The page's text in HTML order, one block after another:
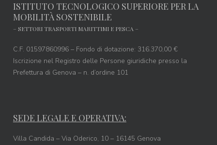
ISTITUTO TECNOLOGICO SUPERIORE PER LA
MOBILITÀ SOSTENIBILE
– SETTORI TRASPORTI MARITTIMI E PESCA –
C.F. 01597860996 – Fondo di dotazione: 316.370,00 €
Iscrizione nel Registro delle Persone giuridiche presso la
Prefettura di Genova – n. d’ordine 101
SEDE LEGALE E OPERATIVA:
Villa Candida – Via Oderico, 10 – 16145 Genova